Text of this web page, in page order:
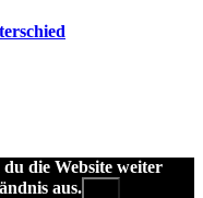
die Website weiter
aus.